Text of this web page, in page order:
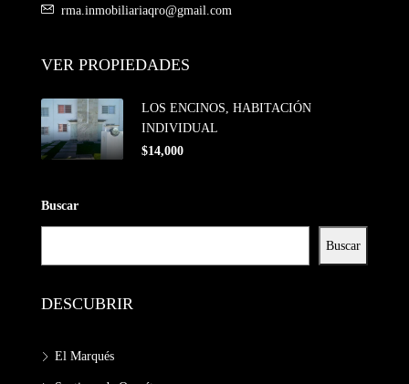
rma.inmobiliariaqro@gmail.com
VER PROPIEDADES
LOS ENCINOS, HABITACIÓN
INDIVIDUAL
$14,000
Buscar
Buscar
DESCUBRIR
El Marqués